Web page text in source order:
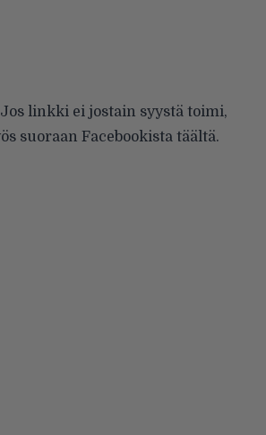
linkki ei jostain syystä toimi,
suoraan Facebookista täältä.